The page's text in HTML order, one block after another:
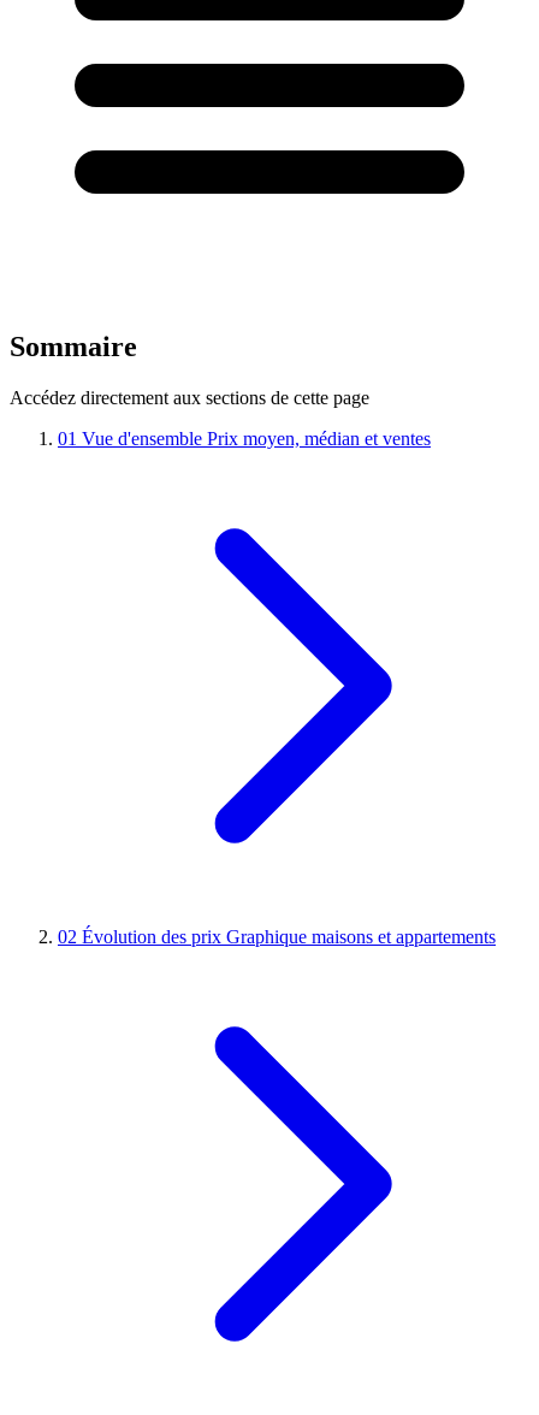
Sommaire
Accédez directement aux sections de cette page
01 Vue d'ensemble Prix moyen, médian et ventes
02 Évolution des prix Graphique maisons et appartements